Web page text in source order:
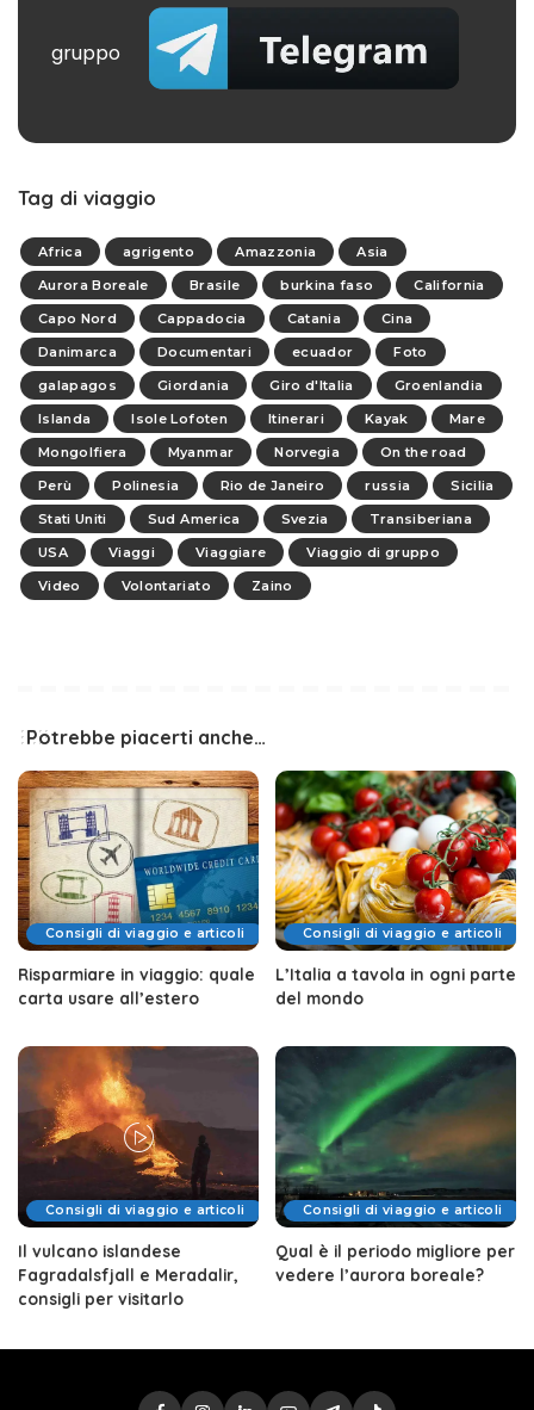
gruppo
Tag di viaggio
Africa agrigento Amazzonia
Asia
Aurora Boreale
Brasile burkina faso
California
Capo Nord
Cappadocia Catania
Cina
Danimarca
Documentari ecuador
Foto
galapagos
Giordania Giro d'Italia
Groenlandia
Islanda
Isole Lofoten Itinerari Kayak
Mare
Mongolfiera
Myanmar Norvegia
On the road
Perù
Polinesia Rio de Janeiro russia
Sicilia
Stati Uniti
Sud America Svezia
Transiberiana
USA
Viaggi Viaggiare
Viaggio di gruppo
Video
Volontariato Zaino
Potrebbe piacerti anche…
Consigli di viaggio e articoli
Risparmiare in viaggio: quale
carta usare all’estero
Consigli di viaggio e articoli
L’Italia a tavola in ogni parte
del mondo
Consigli di viaggio e articoli
Il vulcano islandese
Fagradalsfjall e Meradalir,
consigli per visitarlo
Consigli di viaggio e articoli
Qual è il periodo migliore per
vedere l’aurora boreale?